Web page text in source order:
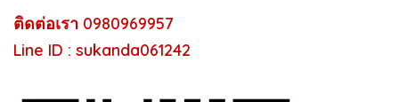
ติดต่อเรา 0980969957
Line ID : sukanda061242